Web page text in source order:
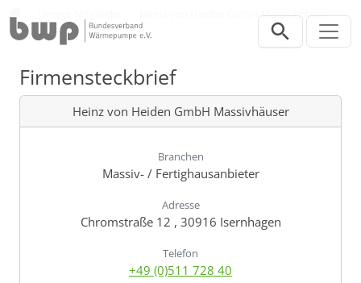
Heinz von Heiden GmbH Massivhäuser
Firmensteckbrief
Heinz von Heiden GmbH Massivhäuser
Branchen
Massiv- / Fertighausanbieter
Adresse
Chromstraße 12 , 30916 Isernhagen
Telefon
+49 (0)511 728 40